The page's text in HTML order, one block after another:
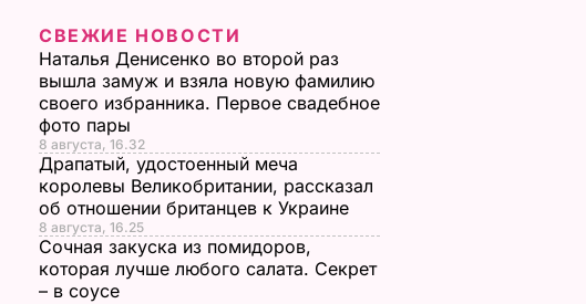
СВЕЖИЕ НОВОСТИ
Наталья Денисенко во второй раз
вышла замуж и взяла новую фамилию
своего избранника. Первое свадебное
фото пары
8 августа, 16.32
Драпатый, удостоенный меча
королевы Великобритании, рассказал
об отношении британцев к Украине
8 августа, 16.25
Сочная закуска из помидоров,
которая лучше любого салата. Секрет
– в соусе